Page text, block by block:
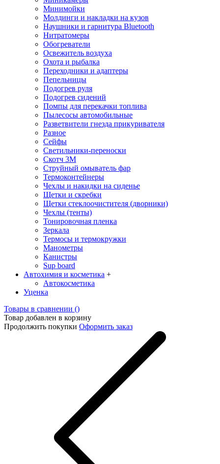
Минимойки
Молдинги и накладки на кузов
Наушники и гарнитура Bluetooth
Нитратомеры
Обогреватели
Освежитель воздуха
Охота и рыбалка
Переходники и адаптеры
Пепельницы
Подогрев руля
Подогрев сидений
Помпы для перекачки топлива
Пылесосы автомобильные
Разветвители гнезда прикуривателя
Разное
Сейфы
Светильники-переноски
Скотч 3М
Струйный омыватель фар
Термоконтейнеры
Чехлы и накидки на сиденье
Щетки и скребки
Щетки стеклоочистителя (дворники)
Чехлы (тенты)
Тонировочная пленка
Зеркалa
Термосы и термокружки
Манометры
Канистры
Sup board
Автохимия и косметика +
Автокосметика
Уценка
Товары в сравнении ()
Товар добавлен в корзину
Продолжить покупки Оформить заказ